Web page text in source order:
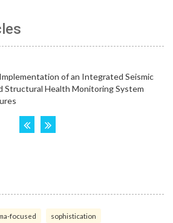
focused sophistication